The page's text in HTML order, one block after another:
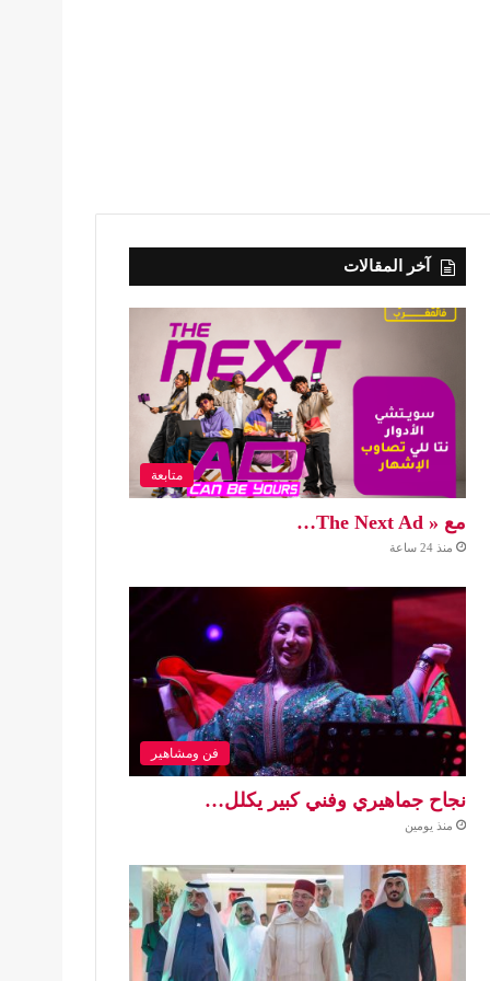
آخر المقالات
متابعة
مع « The Next Ad…
منذ 24 ساعة
فن ومشاهير
نجاح جماهيري وفني كبير يكلل…
منذ يومين